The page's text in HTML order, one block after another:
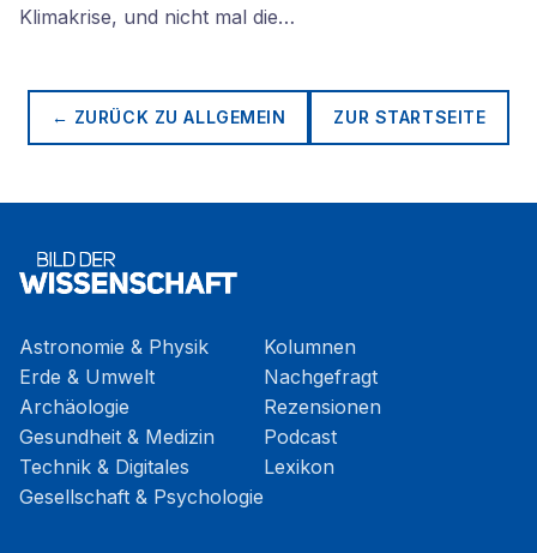
Klimakrise, und nicht mal die…
← ZURÜCK ZUALLGEMEIN ZUR STARTSEITE
Astronomie & Physik
Erde & Umwelt
Archäologie
Gesundheit & Medizin
Technik & Digitales
Gesellschaft & Psychologie
Kolumnen
Nachgefragt
Rezensionen
Podcast
Lexikon